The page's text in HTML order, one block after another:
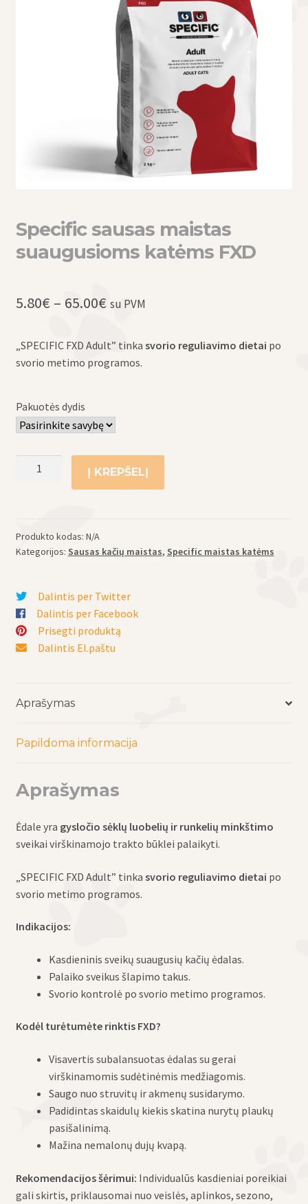
Specific sausas maistas
suaugusioms katėms FXD
5.80€ – 65.00€Price
5.80€
su PVM
„SPECIFIC FXD Adult” tinka svorio reguliavimo dietai po
svorio metimo programos.
Pakuotės dydis
produkto
maistas
suaugusioms
Į KREPŠELĮ
Produkto kodas: N/A
Kategorijos: Sausas kačių maistas, Specific maistas katėms
Dalintis per Twitter
Dalintis per Facebook
Prisegti produktą
Dalintis El.paštu
Aprašymas
Papildoma informacija
Aprašymas
Ėdale yra gysločio sėklų luobelių ir runkelių minkštimo
sveikai virškinamojo trakto būklei palaikyti.
„SPECIFIC FXD Adult” tinka svorio reguliavimo dietai po
svorio metimo programos.
Indikacijos:
Kasdieninis sveikų suaugusių kačių ėdalas.
Palaiko sveikus šlapimo takus.
Svorio kontrolė po svorio metimo programos.
Kodėl turėtumėte rinktis FXD?
Visavertis subalansuotas ėdalas su gerai
virškinamomis sudėtinėmis medžiagomis.
Saugo nuo struvitų ir akmenų susidarymo.
Padidintas skaidulų kiekis skatina nurytų plaukų
pasišalinimą.
Mažina nemalonų dujų kvapą.
Rekomendacijos šėrimui: Individualūs kasdieniai poreikiai
gali skirtis, priklausomai nuo veislės, aplinkos, sezono,